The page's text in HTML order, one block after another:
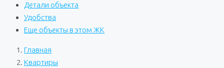
Детали объекта
Удобства
Еще объекты в этом ЖК
Главная
Квартиры